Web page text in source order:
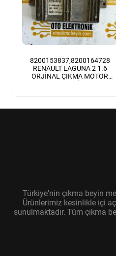
8200153837,8200164728
RENAULT LAGUNA 2 1.6
ORJİNAL ÇIKMA MOTOR
Türkiye'nin çıkma beyin
Ürünlerimiz kesinlikle içi
sunulmaktadır. Tüm çıkma